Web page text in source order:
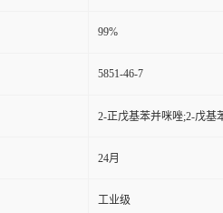
99%
5851-46-7
2-正戊基苯并咪唑;2-戊基
24月
工业级